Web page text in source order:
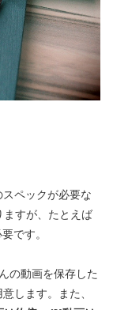
ペックが必要な
ますが、たとえば
です。
の動画を保存した
します。また、